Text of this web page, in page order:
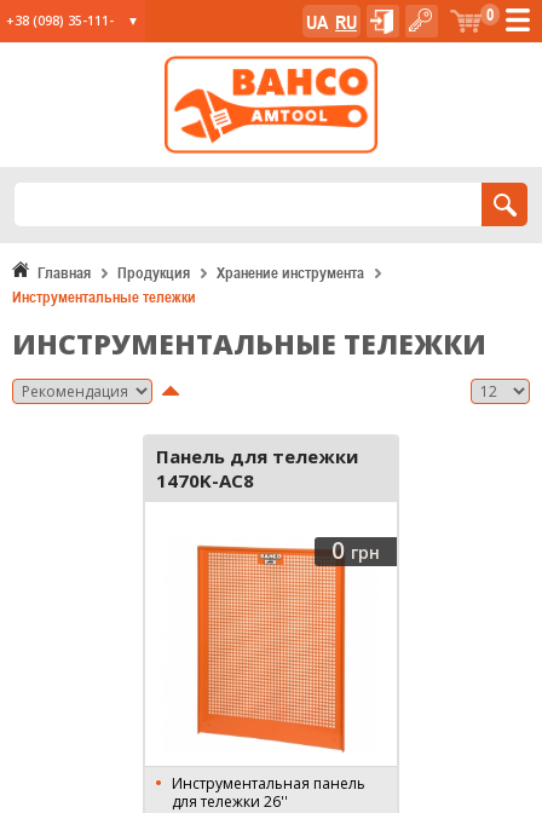
+38 (098) 35-111- 0
UA RU
Главная Продукция
Хранение инструмента
Инструментальные тележки
ИНСТРУМЕНТАЛЬНЫЕ ТЕЛЕЖКИ
Панель для тележки
1470K-AC8
0 грн
Инструментальная панель
для тележки 26''